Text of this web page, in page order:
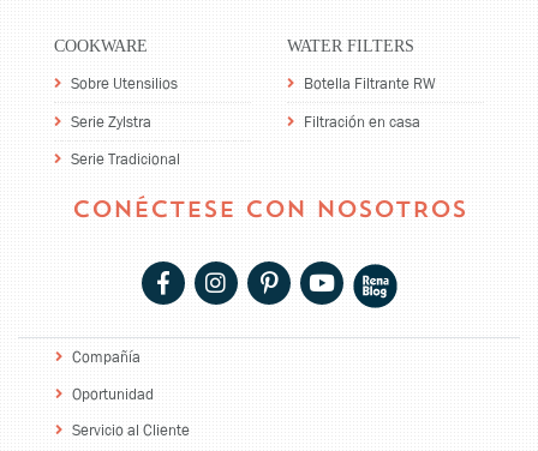
COOKWARE
Sobre Utensilios
Serie Zylstra
Serie Tradicional
WATER FILTERS
Botella Filtrante RW
Filtración en casa
CONÉCTESE CON NOSOTROS
Compañía
Oportunidad
Servicio al Cliente